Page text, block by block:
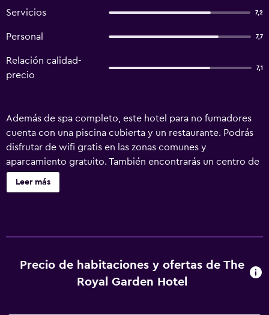
Servicios 7,2
Personal 7,7
Relación calidad-
precio
7,1
Además de spa completo, este hotel para no fumadores
cuenta con una piscina cubierta y un restaurante. Podrás
disfrutar de wifi gratis en las zonas comunes y
aparcamiento gratuito. También encontrarás un centro de
bienestar, un bar o lounge y un centro de negocios
disponible las 24 horas. The Royal Garden Hotel ofrece 61
artículos de higiene personal gratuitos y secador de pelo.
Los huéspedes pueden navegar por la web gracias a
Leer más
Precio de habitaciones y ofertas de The
Royal Garden Hotel